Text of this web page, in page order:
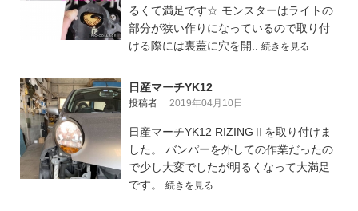
るくて満足です☆ モンスターはライトの
部分が狭い作りになっているので取り付
ける際には裏蓋に穴を開.. 続きを見る
日産マーチYK12
投稿者 2019年04月10日
日産マーチYK12 RIZINGⅡを取り付けま
した。 バンパーを外しての作業だったの
で少し大変でしたが明るくなって大満足
です。 続きを見る